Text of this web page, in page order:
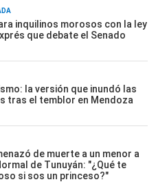
inquilinos morosos con la ley
que debate el Senado
la versión que inundó las
tras el temblor en Mendoza
de muerte a un menor a
de Tunuyán: "¿Qué te
si sos un princeso?"